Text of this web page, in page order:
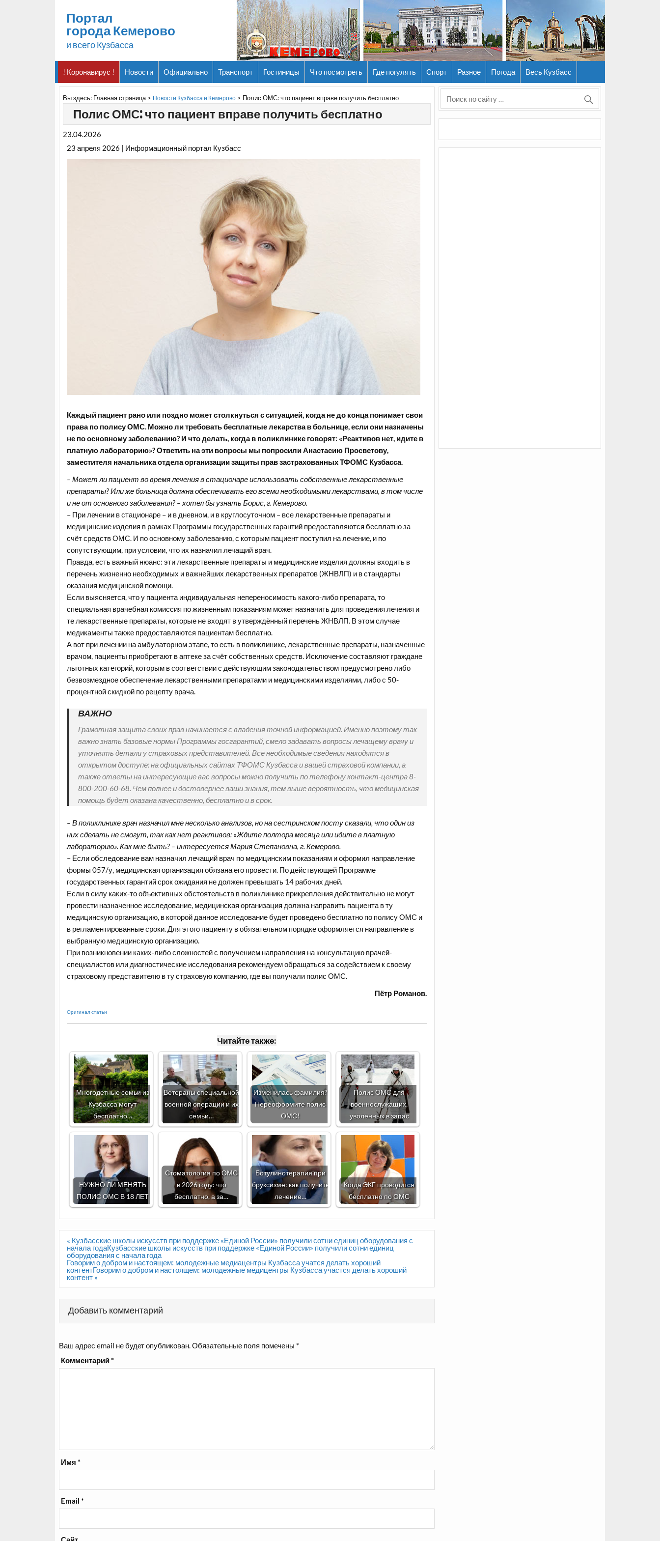
Портал
города Кемерово
и всего Кузбасса
! Коронавирус ! Новости Официально Транспорт Гостиницы Что посмотреть Где погулять Спорт Разное Погода Весь Кузбасс
Вы здесь: Главная страница> Новости Кузбасса и Кемерово > Полис ОМС: что пациент вправе получить бесплатно
Полис ОМС: что пациент вправе получить бесплатно
23.04.2026
23 апреля 2026 | Информационный портал Кузбасс
Каждый пациент рано или поздно может столкнуться с ситуацией, когда не до конца понимает свои
права по полису ОМС. Можно ли требовать бесплатные лекарства в больнице, если они назначены
не по основному заболеванию? И что делать, когда в поликлинике говорят: «Реактивов нет, идите в
платную лабораторию»? Ответить на эти вопросы мы попросили Анастасию Просветову,
заместителя начальника отдела организации защиты прав застрахованных ТФОМС Кузбасса.
– Может ли пациент во время лечения в стационаре использовать собственные лекарственные
препараты? Или же больница должна обеспечивать его всеми необходимыми лекарствами, в том числе
и не от основного заболевания? – хотел бы узнать Борис, г. Кемерово.
– При лечении в стационаре – и в дневном, и в круглосуточном – все лекарственные препараты и
медицинские изделия в рамках Программы государственных гарантий предоставляются бесплатно за
счёт средств ОМС. И по основному заболеванию, с которым пациент поступил на лечение, и по
сопутствующим, при условии, что их назначил лечащий врач.
Правда, есть важный нюанс: эти лекарственные препараты и медицинские изделия должны входить в
перечень жизненно необходимых и важнейших лекарственных препаратов (ЖНВЛП) и в стандарты
оказания медицинской помощи.
Если выясняется, что у пациента индивидуальная непереносимость какого-либо препарата, то
специальная врачебная комиссия по жизненным показаниям может назначить для проведения лечения и
те лекарственные препараты, которые не входят в утверждённый перечень ЖНВЛП. В этом случае
медикаменты также предоставляются пациентам бесплатно.
А вот при лечении на амбулаторном этапе, то есть в поликлинике, лекарственные препараты, назначенные
врачом, пациенты приобретают в аптеке за счёт собственных средств. Исключение составляют граждане
льготных категорий, которым в соответствии с действующим законодательством предусмотрено либо
безвозмездное обеспечение лекарственными препаратами и медицинскими изделиями, либо с 50-
процентной скидкой по рецепту врача.
ВАЖНО
Грамотная защита своих прав начинается с владения точной информацией. Именно поэтому так
важно знать базовые нормы Программы госгарантий, смело задавать вопросы лечащему врачу и
уточнять детали у страховых представителей. Все необходимые сведения находятся в
открытом доступе: на официальных сайтах ТФОМС Кузбасса и вашей страховой компании, а
также ответы на интересующие вас вопросы можно получить по телефону контакт-центра 8-
800-200-60-68. Чем полнее и достовернее ваши знания, тем выше вероятность, что медицинская
помощь будет оказана качественно, бесплатно и в срок.
– В поликлинике врач назначил мне несколько анализов, но на сестринском посту сказали, что один из
них сделать не смогут, так как нет реактивов: «Ждите полтора месяца или идите в платную
лабораторию». Как мне быть? – интересуется Мария Степановна, г. Кемерово.
– Если обследование вам назначил лечащий врач по медицинским показаниям и оформил направление
формы 057/у, медицинская организация обязана его провести. По действующей Программе
государственных гарантий срок ожидания не должен превышать 14 рабочих дней.
Если в силу каких-то объективных обстоятельств в поликлинике прикрепления действительно не могут
провести назначенное исследование, медицинская организация должна направить пациента в ту
медицинскую организацию, в которой данное исследование будет проведено бесплатно по полису ОМС и
в регламентированные сроки. Для этого пациенту в обязательном порядке оформляется направление в
выбранную медицинскую организацию.
При возникновении каких-либо сложностей с получением направления на консультацию врачей-
специалистов или диагностические исследования рекомендуем обращаться за содействием к своему
страховому представителю в ту страховую компанию, где вы получали полис ОМС.
Пётр Романов.
Оригинал статьи
Читайте также:
Многодетные семьи из
Кузбасса могут
бесплатно…
Ветераны специальной
военной операции и их
семьи…
Изменилась фамилия?
Переоформите полис
ОМС!
Полис ОМС для
военнослужащих,
уволенных в запас
НУЖНО ЛИ МЕНЯТЬ
ПОЛИС ОМС В 18 ЛЕТ
Стоматология по ОМС
в 2026 году: что
бесплатно, а за…
Ботулинотерапия при
бруксизме: как получить
лечение…
Когда ЭКГ проводится
бесплатно по ОМС
Навигация
по
записям
« Кузбасские школы искусств при поддержке «Единой России» получили сотни единиц оборудования с
начала годаКузбасские школы искусств при поддержке «Единой России» получили сотни единиц
оборудования с начала года
Говорим о добром и настоящем: молодежные медиацентры Кузбасса учатся делать хороший
контентГоворим о добром и настоящем: молодежные медицентры Кузбасса участся делать хороший
контент »
Добавить комментарий
Ваш адрес email не будет опубликован.Обязательные поля помечены *
Комментарий*
Имя*
Email*